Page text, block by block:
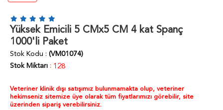
Yüksek Emicili 5 CMx5 CM 4 kat Spanç
1000'li Paket
Stok Kodu
(VM01074)
Stok Miktarı : 128
Veteriner klinik dışı satışımız bulunmamakta olup, veteriner
hekimseniz sitemize üye olarak tüm fiyatlarımızı görebilir, site
üzerinden sipariş verebilirsiniz.